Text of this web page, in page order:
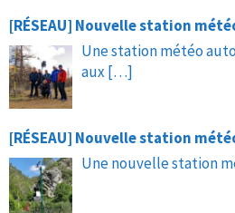
[RÉSEAU] Nouvelle station
Une station météo
aux […]
[RÉSEAU] Nouvelle station
Une nouvelle station